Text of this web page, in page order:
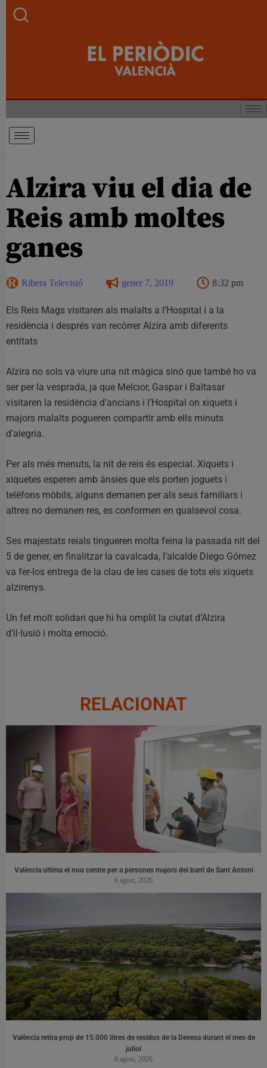
Alzira viu el dia de
Reis amb moltes
ganes
Ribera Televisió gener 7, 2019 8:32 pm
Els Reis Mags visitaren als malalts a l’Hospital i a la
residència i després van recòrrer Alzira amb diferents
entitats
Alzira no sols va viure una nit màgica sinó que també ho va
ser per la vesprada, ja que Melcior, Gaspar i Baltasar
visitaren la residència d’ancians i l’Hospital on xiquets i
majors malalts pogueren compartir amb ells minuts
d’alegria.
Per als més menuts, la nit de reis és especial. Xiquets i
xiquetes esperen amb ànsies que els porten joguets i
telèfons mòbils, alguns demanen per als seus familiars i
altres no demanen res, es conformen en qualsevol cosa.
Ses majestats reials tingueren molta feina la passada nit del
5 de gener, en finalitzar la cavalcada, l’alcalde Diego Gómez
va fer-los entrega de la clau de les cases de tots els xiquets
alzirenys.
Un fet molt solidari que hi ha omplit la ciutat d’Alzira
d’il·lusió i molta emoció.
RELACIONAT
València ultima el nou centre per a persones majors del barri de Sant Antoni
6 agost, 2026
València retira prop de 15.000 litres de residus de la Devesa durant el mes de
juliol
6 agost, 2026